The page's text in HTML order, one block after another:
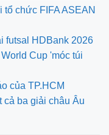
chức FIFA ASEAN
futsal HDBank 2026
Cup 'móc túi
của TP.HCM
cả ba giải châu Âu